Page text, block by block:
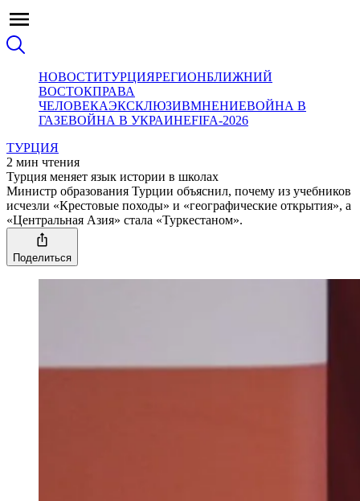
НОВОСТИТУРЦИЯРЕГИОНБЛИЖНИЙ
ВОСТОКПРАВА
ЧЕЛОВЕКАЭКСКЛЮЗИВМНЕНИЕВОЙНА В
ГАЗЕВОЙНА В УКРАИНЕFIFA-2026
ТУРЦИЯ
2 мин чтения
Турция меняет язык истории в школах
Министр образования Турции объяснил, почему из учебников
исчезли «Крестовые походы» и «географические открытия», а
«Центральная Азия» стала «Туркестаном».
Поделиться